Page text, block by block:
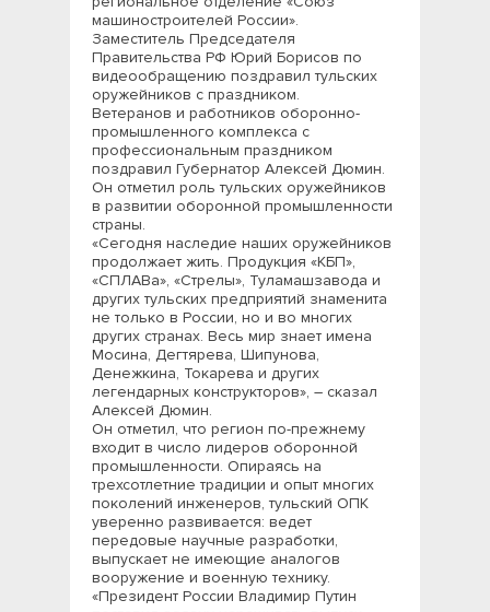
машиностроителей России».
Заместитель Председателя
Правительства РФ Юрий Борисов по
видеообращению поздравил тульских
оружейников с праздником.
Ветеранов и работников оборонно-
промышленного комплекса с
профессиональным праздником
поздравил Губернатор Алексей Дюмин.
Он отметил роль тульских оружейников
в развитии оборонной промышленности
страны.
«Сегодня наследие наших оружейников
продолжает жить. Продукция «КБП»,
«СПЛАВа», «Стрелы», Туламашзавода и
других тульских предприятий знаменита
не только в России, но и во многих
других странах. Весь мир знает имена
Мосина, Дегтярева, Шипунова,
Денежкина, Токарева и других
легендарных конструкторов», – сказал
Алексей Дюмин.
Он отметил, что регион по-прежнему
входит в число лидеров оборонной
промышленности. Опираясь на
трехсотлетние традиции и опыт многих
поколений инженеров, тульский ОПК
уверенно развивается: ведет
передовые научные разработки,
выпускает не имеющие аналогов
вооружение и военную технику.
«Президент России Владимир Путин